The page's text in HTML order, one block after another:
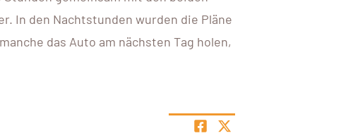
In den Nachtstunden wurden die Pläne
das Auto am nächsten Tag holen,